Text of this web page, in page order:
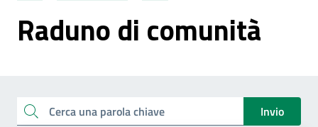
Raduno di comunità
Esplora tutti i documenti
Cerca una parola chiave Invio